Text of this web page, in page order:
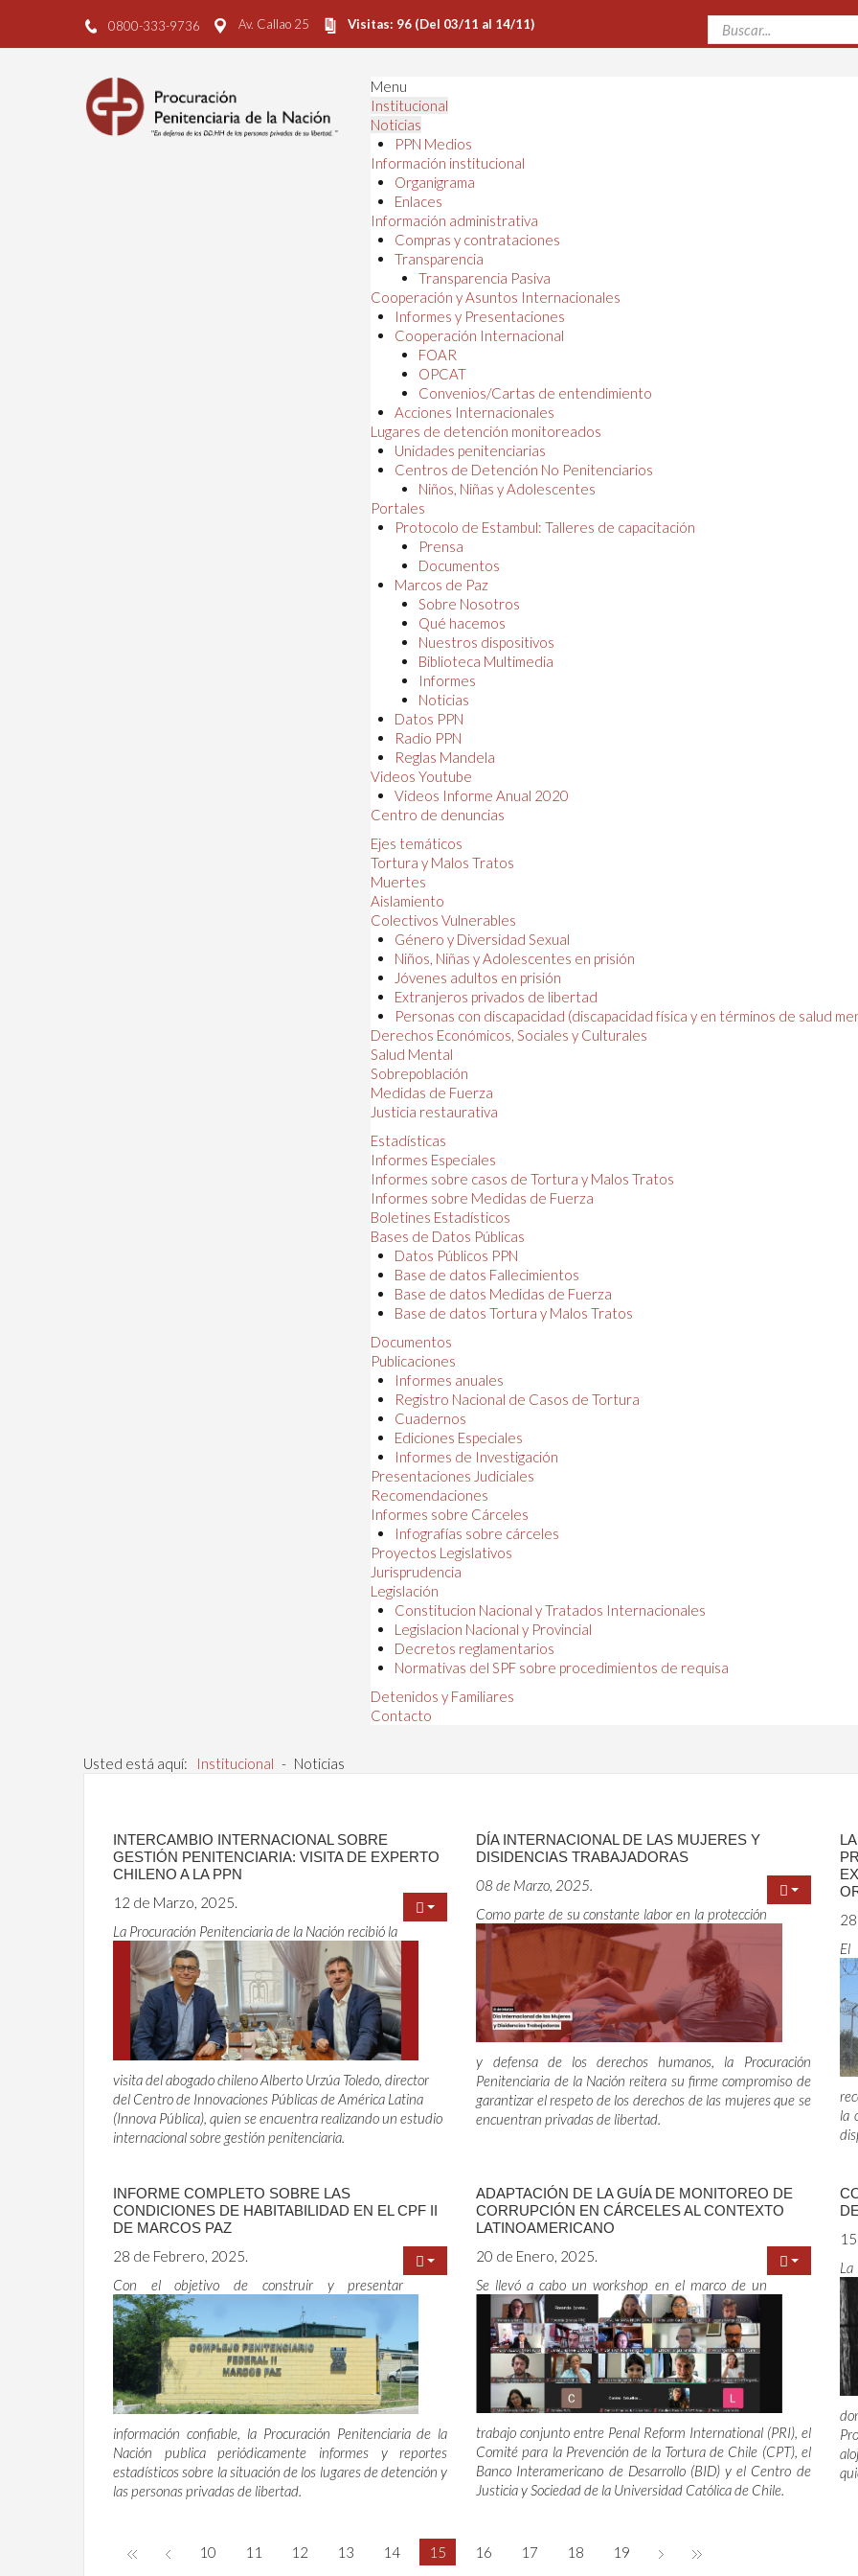
0800-333-9736 Av. Callao 25 Visitas: 96 (Del 03/11 al 14/11)
Menu
Institucional
Noticias
PPN Medios
Información institucional
Organigrama
Enlaces
Información administrativa
Compras y contrataciones
Transparencia
Transparencia Pasiva
Cooperación y Asuntos Internacionales
Informes y Presentaciones
Cooperación Internacional
FOAR
OPCAT
Convenios/Cartas de entendimiento
Acciones Internacionales
Lugares de detención monitoreados
Unidades penitenciarias
Centros de Detención No Penitenciarios
Niños, Niñas y Adolescentes
Portales
Protocolo de Estambul: Talleres de capacitación
Prensa
Documentos
Marcos de Paz
Sobre Nosotros
Qué hacemos
Nuestros dispositivos
Biblioteca Multimedia
Informes
Noticias
Datos PPN
Radio PPN
Reglas Mandela
Videos Youtube
Videos Informe Anual 2020
Centro de denuncias
Ejes temáticos
Tortura y Malos Tratos
Muertes
Aislamiento
Colectivos Vulnerables
Género y Diversidad Sexual
Niños, Niñas y Adolescentes en prisión
Jóvenes adultos en prisión
Extranjeros privados de libertad
Personas con discapacidad (discapacidad física y en términos de salud
Derechos Económicos, Sociales y Culturales
Salud Mental
Sobrepoblación
Medidas de Fuerza
Justicia restaurativa
Estadísticas
Informes Especiales
Informes sobre casos de Tortura y Malos Tratos
Informes sobre Medidas de Fuerza
Boletines Estadísticos
Bases de Datos Públicas
Datos Públicos PPN
Base de datos Fallecimientos
Base de datos Medidas de Fuerza
Base de datos Tortura y Malos Tratos
Documentos
Publicaciones
Informes anuales
Registro Nacional de Casos de Tortura
Cuadernos
Ediciones Especiales
Informes de Investigación
Presentaciones Judiciales
Recomendaciones
Informes sobre Cárceles
Infografías sobre cárceles
Proyectos Legislativos
Jurisprudencia
Legislación
Constitucion Nacional y Tratados Internacionales
Legislacion Nacional y Provincial
Decretos reglamentarios
Normativas del SPF sobre procedimientos de requisa
Detenidos y Familiares
Contacto
Usted está aquí: Institucional - Noticias
INTERCAMBIO INTERNACIONAL SOBRE
GESTIÓN PENITENCIARIA: VISITA DE EXPERTO
CHILENO A LA PPN
12 de Marzo, 2025.
La Procuración Penitenciaria de la Nación recibió la
visita del abogado chileno Alberto Urzúa Toledo, director
del Centro de Innovaciones Públicas de América Latina
(Innova Pública), quien se encuentra realizando un estudio
internacional sobre gestión penitenciaria.
DÍA INTERNACIONAL DE LAS MUJERES Y
DISIDENCIAS TRABAJADORAS
08 de Marzo, 2025.
Como parte de su constante labor en la protección
y defensa de los derechos humanos, la Procuración
Penitenciaria de la Nación reitera su firme compromiso de
garantizar el respeto de los derechos de las mujeres que se
encuentran privadas de libertad.
El
la
INFORME COMPLETO SOBRE LAS
CONDICIONES DE HABITABILIDAD EN EL CPF II
DE MARCOS PAZ
28 de Febrero, 2025.
Con el objetivo de construir y presentar
información confiable, la Procuración Penitenciaria de la
Nación publica periódicamente informes y reportes
estadísticos sobre la situación de los lugares de detención y
las personas privadas de libertad.
ADAPTACIÓN DE LA GUÍA DE MONITOREO DE
CORRUPCIÓN EN CÁRCELES AL CONTEXTO
LATINOAMERICANO
20 de Enero, 2025.
Se llevó a cabo un workshop en el marco de un
trabajo conjunto entre Penal Reform International (PRI), el
Comité para la Prevención de la Tortura de Chile (CPT), el
Banco Interamericano de Desarrollo (BID) y el Centro de
Justicia y Sociedad de la Universidad Católica de Chile.
10 11 12 13 14 15 16 17 18 19